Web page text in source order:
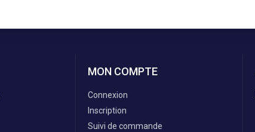
MON COMPTE
Connexion
Inscription
Suivi de commande